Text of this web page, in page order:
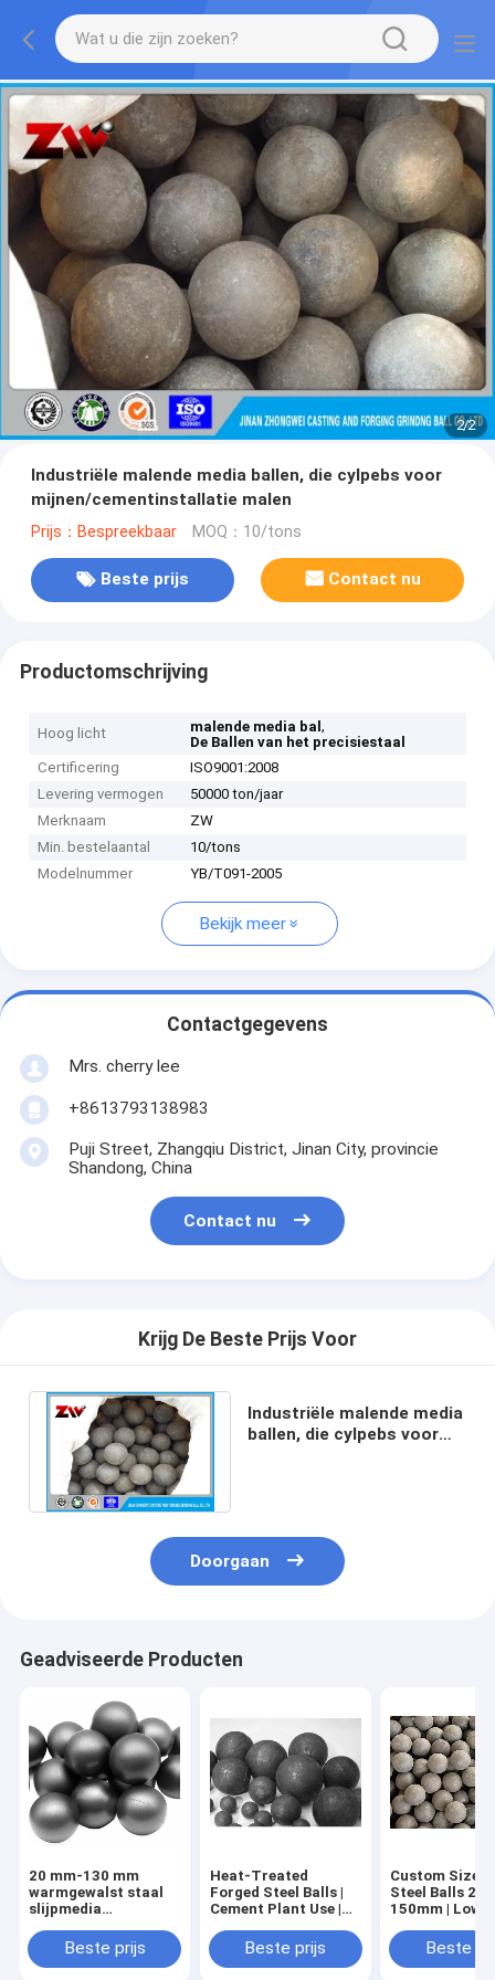
2/2
Industriële malende media ballen, die cylpebs voor
mijnen/cementinstallatie malen
Prijs：Bespreekbaar MOQ：10/tons
Beste prijs Contact nu
Productomschrijving
Hoog licht malende media bal,
De Ballen van het precisiestaal
Certificering
ISO9001:2008
Levering vermogen
50000 ton/jaar
Merknaam
ZW
Min. bestelaantal
10/tons
Modelnummer
YB/T091-2005
Bekijk meer
Contactgegevens
Mrs. cherry lee
+8613793138983
Puji Street, Zhangqiu District, Jinan City, provincie
Shandong, China
Contact nu
Krijg De Beste Prijs Voor
Industriële malende media
ballen, die cylpebs voor
Doorgaan
Geadviseerde Producten
20 mm-130 mm
warmgewalst staal
slijpmedia
voor
mijnkogelmolencement
Beste prijs
Heat-Treated
Forged Steel Balls |
Cement Plant Use |
Beste prijs
Custom Size
Steel Balls 20-
150mm | Low
Toughness
Beste